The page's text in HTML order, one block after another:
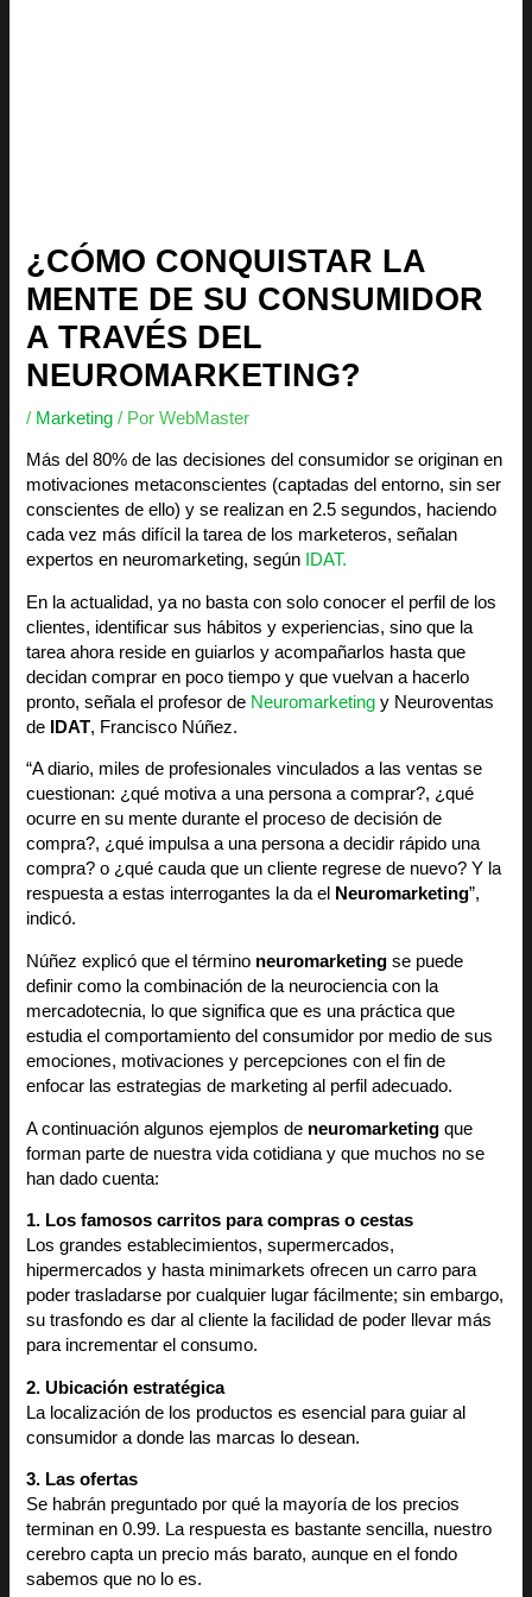
¿CÓMO CONQUISTAR LA
MENTE DE SU CONSUMIDOR
A TRAVÉS DEL
NEUROMARKETING?
/ Marketing / PorWebMaster
Más del 80% de las decisiones del consumidor se originan en
motivaciones metaconscientes (captadas del entorno, sin ser
conscientes de ello) y se realizan en 2.5 segundos, haciendo
cada vez más difícil la tarea de los marketeros, señalan
expertos en neuromarketing, según
IDAT.
En la actualidad, ya no basta con solo conocer el perfil de los
clientes, identificar sus hábitos y experiencias, sino que la
tarea ahora reside en guiarlos y acompañarlos hasta que
decidan comprar en poco tiempo y que vuelvan a hacerlo
pronto, señala el profesor de Neuromarketing y Neuroventas
de
IDAT, Francisco Núñez.
“A diario, miles de profesionales vinculados a las ventas se
cuestionan: ¿qué motiva a una persona a comprar?, ¿qué
ocurre en su mente durante el proceso de decisión de
compra?, ¿qué impulsa a una persona a decidir rápido una
compra? o ¿qué cauda que un cliente regrese de nuevo? Y la
respuesta a estas interrogantes la da el Neuromarketing”,
indicó.
Núñez explicó que el término neuromarketing se puede
definir como la combinación de la neurociencia con la
mercadotecnia, lo que significa que es una práctica que
estudia el comportamiento del consumidor por medio de sus
emociones, motivaciones y percepciones con el fin de
enfocar las estrategias de marketing al perfil adecuado.
A continuación algunos ejemplos de neuromarketing que
forman parte de nuestra vida cotidiana y que muchos no se
han dado cuenta:
1. Los famosos carritos para compras o cestas
Los grandes establecimientos, supermercados,
hipermercados y hasta minimarkets ofrecen un carro para
poder trasladarse por cualquier lugar fácilmente; sin embargo,
su trasfondo es dar al cliente la facilidad de poder llevar más
para incrementar el consumo.
2. Ubicación estratégica
La localización de los productos es esencial para guiar al
consumidor a donde las marcas lo desean.
3. Las ofertas
Se habrán preguntado por qué la mayoría de los precios
terminan en 0.99. La respuesta es bastante sencilla, nuestro
cerebro capta un precio más barato, aunque en el fondo
sabemos que no lo es.